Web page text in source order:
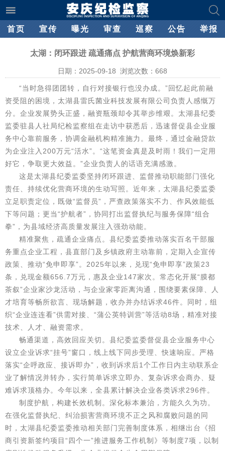
首页 宣传 曝光 审查 巡察 公告 举报
太湖：闭环跟进 疏通痛点 护航营商环境焕新彩
日期：2025-09-18 浏览次数： 668
“当时急得团团转，自行对接银行也没办成。”回忆起此前融
资受阻的困境，太湖县雷氏菌业科技发展有限公司负责人感慨万
分。企业发展势头正盛，融资瓶颈却令其举步维艰。太湖县纪委
监委驻县人社局纪检监察组在走访中获悉后，迅速督促县企业服
务中心靠前服务，协调金融机构精准施力。最终，通过金融贷款
为企业注入200万元“活水”。“这笔资金真是及时雨！我们一定用
好它，争取更大效益。”企业负责人的话语充满感激。
这是太湖县纪委监委坚持闭环跟进、监督推动职能部门强化
责任、持续优化营商环境的生动写照。近年来，太湖县纪委监委
立足职责定位，既做“监督员”，严查政策落实不力、作风效能低
下等问题；更当“护航者”，协同打出监督执纪与服务保障“组合
拳”，为县域经济高质量发展注入强劲动能。
精准聚焦，疏通企业痛点。县纪委监委推动落实百名干部服
务重点企业工程，县直部门及乡镇政府主动靠前，定期入企宣传
政策、推动“免申即享”。2025年以来，兑现“免申即享”政策23
条，兑现金额656.7万元，惠及企业147家次。常态化开展“膜都
茶叙”企业家沙龙活动，与企业家零距离沟通，围绕要素保障、人
才培育等畅所欲言、现场解题，收办并办结诉求46件。同时，组
织“企业连连看”供需对接、“蒲公英特训营”等活动8场，精准对接
技术、人才、融资需求。
畅通渠道，高效回应关切。县纪委监委督促县企业服务中心
设立企业诉求“挂号”窗口，线上线下同步受理、快速响应。严格
落实“企呼政应、接诉即办”，收到诉求后1个工作日内主动联系企
业了解情况并转办，实行简单诉求立即办、复杂诉求会商办、疑
难诉求顶格办。今年以来，全县累计解决企业各类诉求296件。
制度护航，构建长效机制。深化标本兼治，方能久久为功。
在强化监督执纪、纠治损害营商环境不正之风和腐败问题的同
时，太湖县纪委监委推动相关部门完善制度体系，相继出台《招
商引资新签约项目“四个一”推进服务工作机制》等制度7项，以制